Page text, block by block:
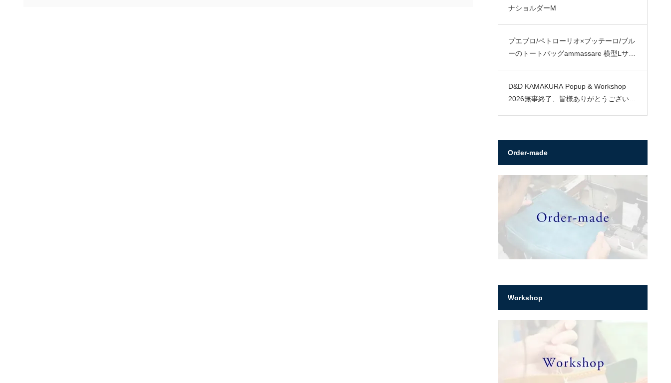
ナショルダーM
プエブロ/ペトローリオ×ブッテーロ/ブル
ーのトートバッグammassare 横型Lサイ
D&D KAMAKURA Popup & Workshop
2026無事終了、皆様ありがとうございま
Order-made
Workshop